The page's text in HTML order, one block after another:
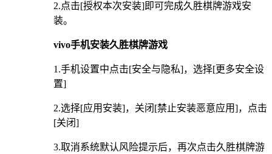
2.点击[授权本次安装]即可完成久胜棋牌游戏安
装。
vivo手机安装久胜棋牌游戏
1.手机设置中点击[安全与隐私]，选择[更多安全设
置]
2.选择[应用安装]，关闭[禁止安装恶意应用]，点击
[关闭]
3.取消系统默认风险提示后，再次点击久胜棋牌游